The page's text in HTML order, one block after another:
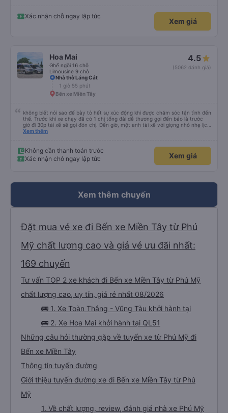
Xác nhận chỗ ngay lập tức
Xem giá
Hoa Mai
Ghế ngồi 16 chỗ
Limousine 9 chỗ
4.5
(5062 đánh giá)
Nhà thờ Láng Cát
1 giờ 55 phút
Bến xe Miền Tây
không biết nói sao để bày tỏ hết sự xúc động khi được chăm sóc tận tình đến
thế. Trước khi xe chạy đã có 1 chị tổng đài dễ thương gọi đến báo là trước
giờ đi 30p tài xế sẽ gọi đón chị. Đến giờ, một anh tài xế với giọng nhỏ nhẹ lịch
sử hỏi: chị ở chỗ nào e đến đón. Tuy đường hơi đông nhưng anh tài xế vẫn
cũng với cái giọng nhỏ nhẹ đó đón khách, không như các xe khác mình từng
đi. Thiệc là ưng hết sức. Nhất định sẽ đi lại lần sau
Xem thêm
Không cần thanh toán trước
Xác nhận chỗ ngay lập tức
Xem giá
Xem thêm chuyến
Đặt mua vé xe đi Bến xe Miền Tây từ Phú
Mỹ chất lượng cao và giá vé ưu đãi nhất:
169 chuyến
Tư vấn TOP 2 xe khách đi Bến xe Miền Tây từ Phú Mỹ
chất lượng cao, uy tín, giá rẻ nhất 08/2026
🚌 1. Xe Toàn Thắng - Vũng Tàu khởi hành tại
🚌 2. Xe Hoa Mai khởi hành tại QL51
Những câu hỏi thường gặp về tuyến xe từ Phú Mỹ đi
Bến xe Miền Tây
Thông tin tuyến đường
Giới thiệu tuyến đường xe đi Bến xe Miền Tây từ Phú
Mỹ
1. Về chất lượng, review, đánh giá nhà xe Phú Mỹ